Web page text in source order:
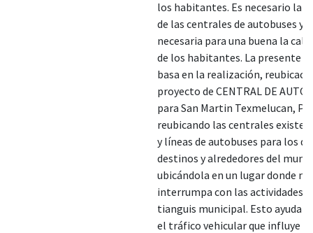
los habitantes. Es necesario la
de las centrales de autobuses ya
necesaria para una buena la
de los habitantes. La presente
basa en la realización,
proyecto de CENTRAL DE
para San Martin Texmelucan,
reubicando las centrales
y líneas de autobuses para los
destinos y alrededores del
ubicándola en un lugar donde no
interrumpa con las actividades
tianguis municipal. Esto
el tráfico vehicular que influye